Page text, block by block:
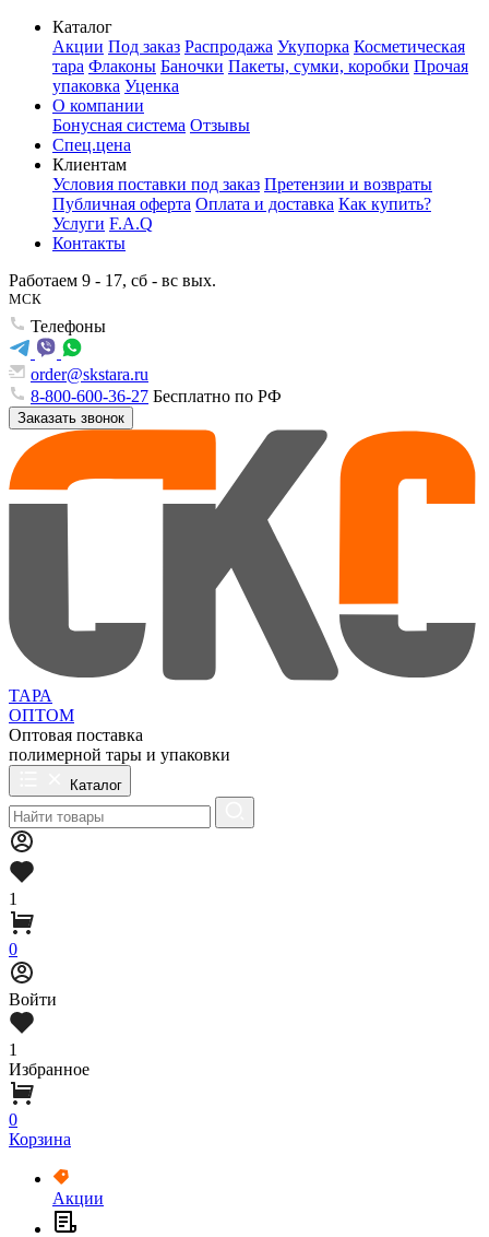
Каталог
Акции Под заказ Распродажа Укупорка Косметическая
тара Флаконы Баночки Пакеты, сумки, коробки Прочая
упаковка Уценка
О компании
Бонусная система Отзывы
Спец.цена
Клиентам
Условия поставки под заказ Претензии и возвраты
Публичная оферта Оплата и доставка Как купить?
Услуги F.A.Q
Контакты
Работаем 9 - 17, сб - вс вых.
МСК
Телефоны
order@skstara.ru
8-800-600-36-27 Бесплатно по РФ
Заказать звонок
ТАРА
ОПТОМ
Оптовая поставка
полимерной тары и упаковки
Каталог
1
0
Войти
1
Избранное
0
Корзина
Акции